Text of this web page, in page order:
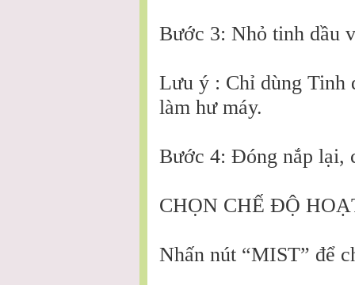
Bước 3: Nhỏ tinh dầu
Lưu ý : Chỉ dùng Tinh
làm hư máy.
Bước 4: Đóng nắp lại,
CHỌN CHẾ ĐỘ
Nhấn nút “MIST” để